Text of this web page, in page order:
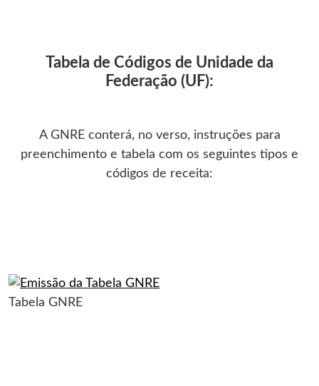
Tabela de Códigos de Unidade da
Federação (UF):
A GNRE conterá, no verso, instruções para
preenchimento e tabela com os seguintes tipos e
códigos de receita:
Tabela GNRE